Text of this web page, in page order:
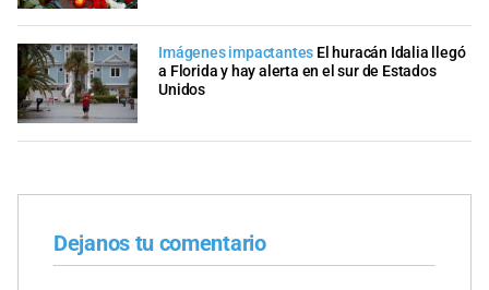
Imágenes impactantes El huracán Idalia llegó
a Florida y hay alerta en el sur de Estados
Unidos
Dejanos tu comentario